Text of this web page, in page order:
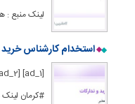
لینک منبع :
استخدام کارشناس خرید
#کرمان